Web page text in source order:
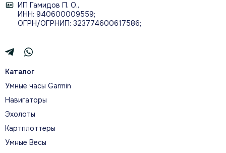
ИП Гамидов П. О.,
ИНН: 940600009559;
ОГРН/ОГРНИП: 323774600617586;
Каталог
Умные часы Garmin
Навигаторы
Эхолоты
Картплоттеры
Умные Весы